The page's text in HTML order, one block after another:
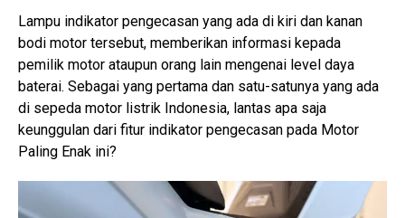
Lampu indikator pengecasan yang ada di kiri dan kanan
bodi motor tersebut, memberikan informasi kepada
pemilik motor ataupun orang lain mengenai level daya
baterai. Sebagai yang pertama dan satu-satunya yang ada
di sepeda motor listrik Indonesia, lantas apa saja
keunggulan dari fitur indikator pengecasan pada Motor
Paling Enak ini?